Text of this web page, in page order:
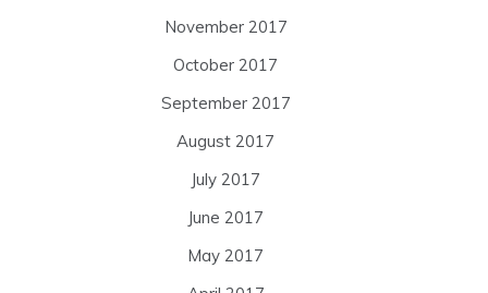
November 2017
October 2017
September 2017
August 2017
July 2017
June 2017
May 2017